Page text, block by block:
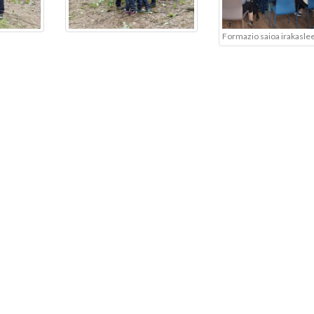
Formazio saioa